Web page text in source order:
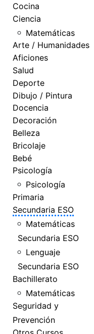
Cocina
Ciencia
Matemáticas
Arte / Humanidades
Aficiones
Salud
Deporte
Dibujo / Pintura
Docencia
Decoración
Belleza
Bricolaje
Bebé
Psicología
Psicología
Primaria
Secundaria ESO
Matemáticas
Secundaria ESO
Lenguaje
Secundaria ESO
Bachillerato
Matemáticas
Seguridad y
Prevención